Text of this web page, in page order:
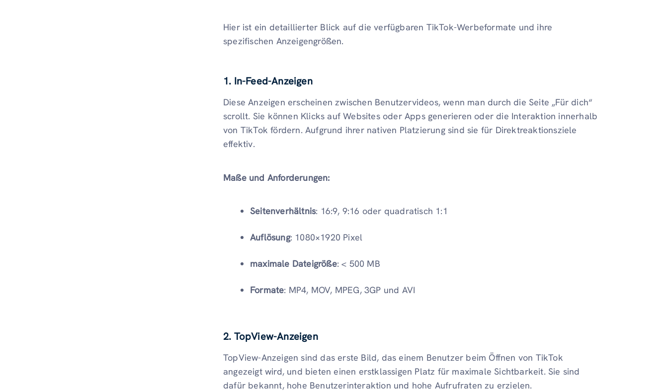
Hier ist ein detaillierter Blick auf die verfügbaren TikTok-Werbeformate und ihre
spezifischen Anzeigengrößen.
1. In-Feed-Anzeigen
Diese Anzeigen erscheinen zwischen Benutzervideos, wenn man durch die Seite „Für dich“
scrollt. Sie können Klicks auf Websites oder Apps generieren oder die Interaktion innerhalb
von TikTok fördern. Aufgrund ihrer nativen Platzierung sind sie für Direktreaktionsziele
effektiv.
Maße und Anforderungen:
Seitenverhältnis: 16:9, 9:16 oder quadratisch 1:1
Auflösung: 1080×1920 Pixel
maximale Dateigröße: < 500 MB
Formate: MP4, MOV, MPEG, 3GP und AVI
2. TopView-Anzeigen
TopView-Anzeigen sind das erste Bild, das einem Benutzer beim Öffnen von TikTok
angezeigt wird, und bieten einen erstklassigen Platz für maximale Sichtbarkeit. Sie sind
dafür bekannt, hohe Benutzerinteraktion und hohe Aufrufraten zu erzielen.